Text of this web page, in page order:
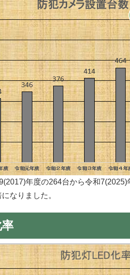
年度の264台から令和
なりました。